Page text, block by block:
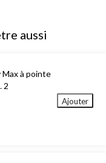
aussi
à pointe
2
Ajouter